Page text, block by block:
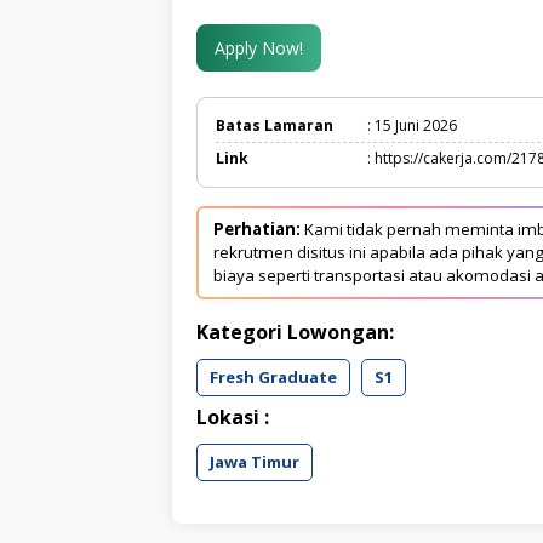
Apply Now!
Batas Lamaran
: 15 Juni 2026
Link
: https://cakerja.com/
Perhatian: Kami tidak pernah meminta
rekrutmen disitus ini apabila ada pihak
biaya seperti transportasi atau akomodasi
Kategori Lowongan:
Fresh Graduate S1
Lokasi :
Jawa Timur